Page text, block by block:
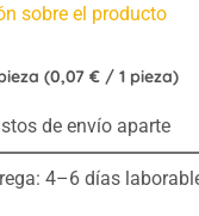
sobre el producto
(0,07 € / 1 pieza)
de envío aparte
4–6 días